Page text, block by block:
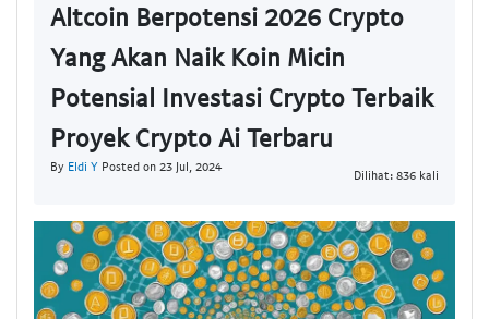
Altcoin Berpotensi 2026 Crypto
Yang Akan Naik Koin Micin
Potensial Investasi Crypto Terbaik
Proyek Crypto Ai Terbaru
By Eldi Y Posted on 23 Jul, 2024
Dilihat: 836 kali